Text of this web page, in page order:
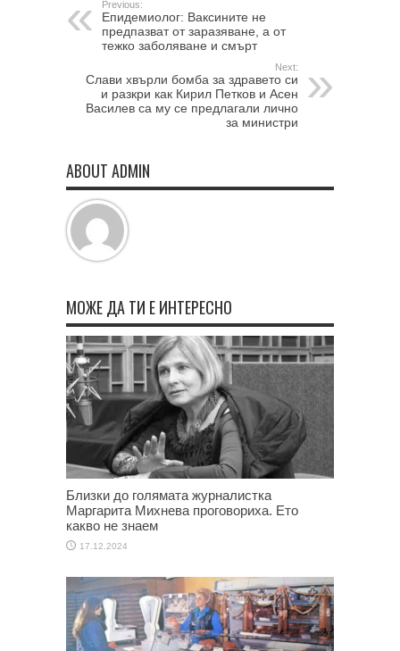
Previous:
Eпидемиолог: Ваксините не
предпазват от заразяване, а от
тежко заболяване и смърт
Next:
Слави хвърли бомба за здравето си
и разкри как Кирил Петков и Асен
Василев са му се предлагали лично
за министри
ABOUT ADMIN
МОЖЕ ДА ТИ Е ИНТЕРЕСНО
Близки до голямата журналистка
Маргарита Михнева проговориха. Ето
какво не знаем
17.12.2024